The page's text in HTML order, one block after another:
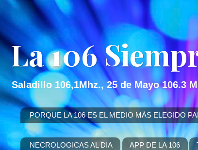
La 106
Saladillo 106,1Mhz., 25 de Mayo 106.3
PORQUE LA 106 ES EL MEDIO MÁS ELEGIDO
NECROLOGICAS AL DIA APP DE LA 106